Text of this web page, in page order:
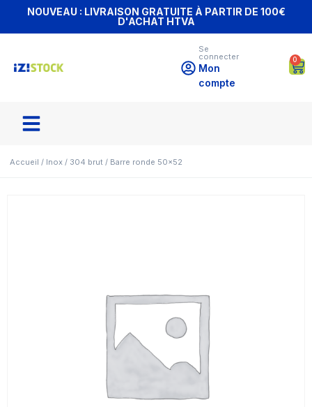
NOUVEAU : LIVRAISON GRATUITE À PARTIR DE 100€
D'ACHAT HTVA
Se
connecter
Mon
compte
0
Accueil / Inox / 304 brut / Barre ronde 50×52